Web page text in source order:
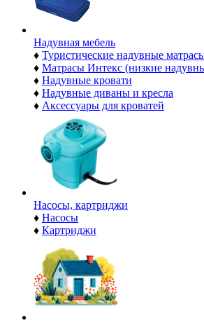
Надувная мебель
♦ Туристические надувные
♦ Матрасы Интекс (низкие
♦ Надувные кровати
♦ Надувные диваны и кресла
♦ Аксессуары для кроватей
Насосы, картриджи
♦ Насосы
♦ Картриджи